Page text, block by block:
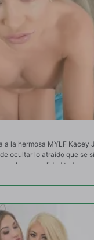
la hermosa MYLF Kacey
ocultar lo atraído que se
hacer realidad todas